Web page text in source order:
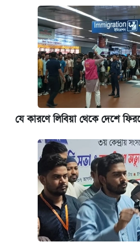
যে কারণে লিবিয়া থেকে দেশে